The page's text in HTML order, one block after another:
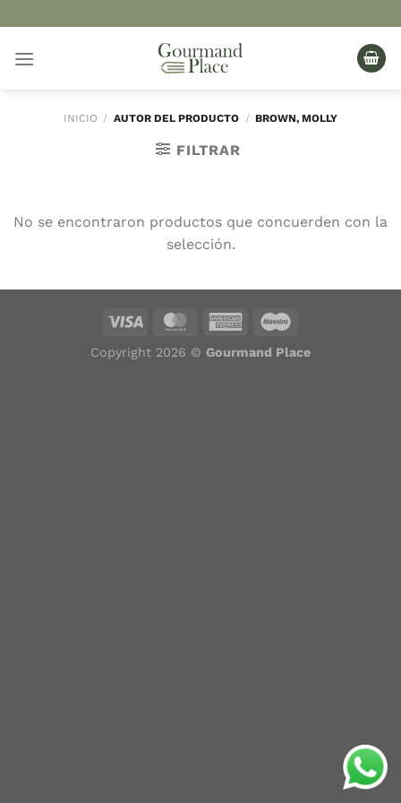
al
contenido
INICIO / AUTOR DEL PRODUCTO / BROWN, MOLLY
FILTRAR
No se encontraron productos que concuerden con la
selección.
Copyright 2026 © Gourmand Place